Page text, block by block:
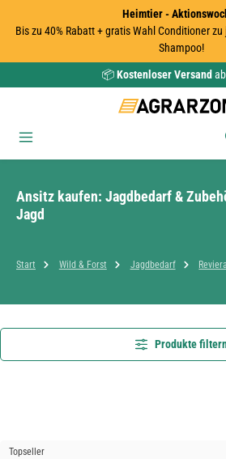
Heimtier -
Bis zu 40% Rabatt + gratis Wahl Conditioner
Shampoo!
📦Kostenloser Versand
Ansitz kaufen: Jagdbedarf &
Jagd
Start Wild & Forst Jagdbedarf
Produkte